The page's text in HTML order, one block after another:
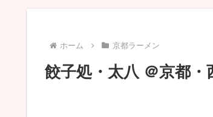
ホーム 京都ラーメン
餃子処・太八 ＠京都